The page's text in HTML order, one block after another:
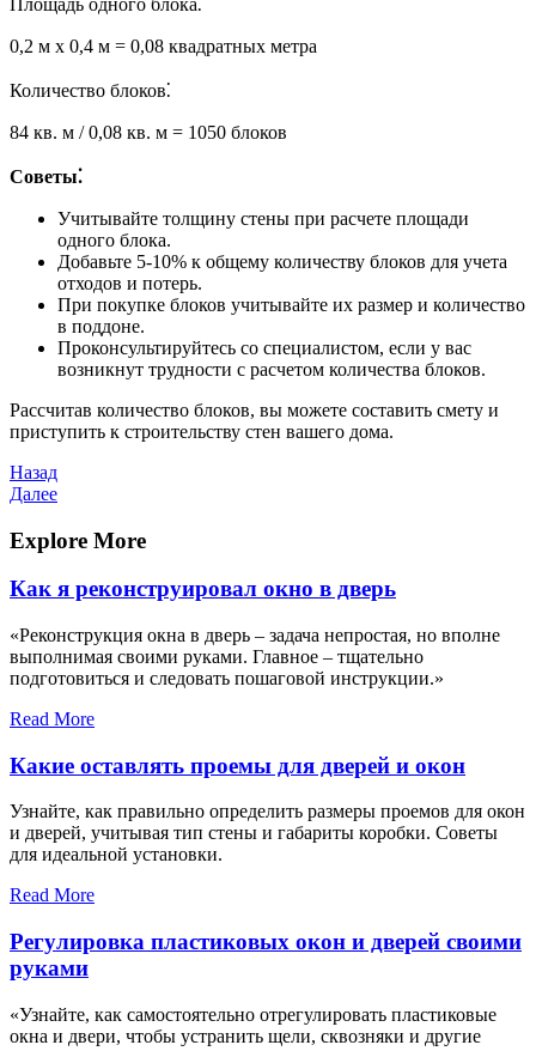
0,2 м x 0,4 м = 0,08 квадратных метра
Количество блоков⁚
84 кв. м / 0,08 кв. м = 1050 блоков
Советы⁚
Учитывайте толщину стены при расчете площади
одного блока.
Добавьте 5-10% к общему количеству блоков для учета
отходов и потерь.
При покупке блоков учитывайте их размер и количество
в поддоне.
Проконсультируйтесь со специалистом, если у вас
возникнут трудности с расчетом количества блоков.
Рассчитав количество блоков, вы можете составить смету и
приступить к строительству стен вашего дома.
Навигация
по
записям
Предыдущая
запись
Назад
Следующая
Далее
Explore More
Как я реконструировал окно в дверь
«Реконструкция окна в дверь – задача непростая, но вполне
выполнимая своими руками. Главное – тщательно
подготовиться и следовать пошаговой инструкции.»
Read More
Какие оставлять проемы для дверей и окон
Узнайте, как правильно определить размеры проемов для окон
и дверей, учитывая тип стены и габариты коробки. Советы
для идеальной установки.
Read More
Регулировка пластиковых окон и дверей своими
руками
«Узнайте, как самостоятельно отрегулировать пластиковые
окна и двери, чтобы устранить щели, сквозняки и другие